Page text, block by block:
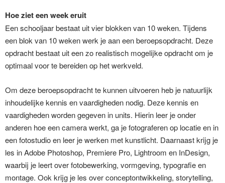
Hoe ziet een week eruit
Een schooljaar bestaat uit vier blokken van 10 weken. Tijdens
een blok van 10 weken werk je aan een beroepsopdracht. Deze
opdracht bestaat uit een zo realistisch mogelijke opdracht om je
optimaal voor te bereiden op het werkveld.
Om deze beroepsopdracht te kunnen uitvoeren heb je natuurlijk
inhoudelijke kennis en vaardigheden nodig. Deze kennis en
vaardigheden worden gegeven in units. Hierin leer je onder
anderen hoe een camera werkt, ga je fotograferen op locatie en in
een fotostudio en leer je werken met kunstlicht. Daarnaast krijg je
les in Adobe Photoshop, Premiere Pro, Lightroom en InDesign,
waarbij je leert over fotobewerking, vormgeving, typografie en
montage. Ook krijg je les over conceptontwikkeling, storytelling,